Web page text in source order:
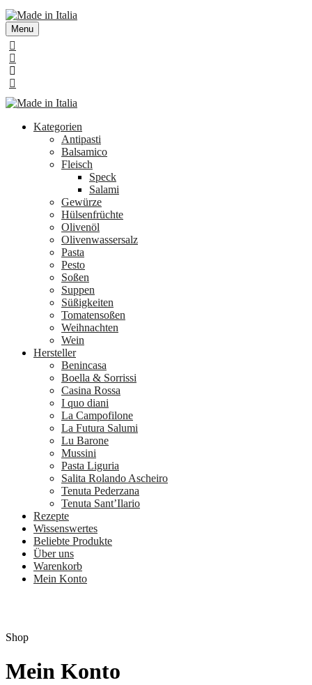
Menu
Kategorien
Antipasti
Balsamico
Fleisch
Speck
Salami
Gewürze
Hülsenfrüchte
Olivenöl
Olivenwassersalz
Pasta
Pesto
Soßen
Suppen
Süßigkeiten
Tomatensoßen
Weihnachten
Wein
Hersteller
Benincasa
Boella & Sorrissi
Casina Rossa
I quo diani
La Campofilone
La Futura Salumi
Lu Barone
Mussini
Pasta Liguria
Salita Rolando Ascheiro
Tenuta Pederzana
Tenuta Sant’Ilario
Rezepte
Wissenswertes
Beliebte Produkte
Über uns
Warenkorb
Mein Konto
Shop
Mein Konto